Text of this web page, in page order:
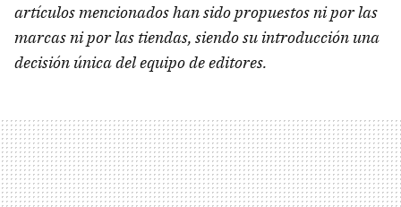
artículos mencionados han sido propuestos ni por las
marcas ni por las tiendas, siendo su introducción una
decisión única del equipo de editores.